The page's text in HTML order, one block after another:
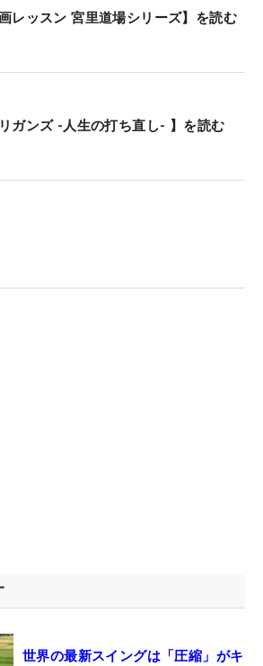
画レッスン 宮里道場シリーズ】を読む
リガンズ -人生の打ち直し- 】を読む
世界の最新スイングは「圧縮」がキ